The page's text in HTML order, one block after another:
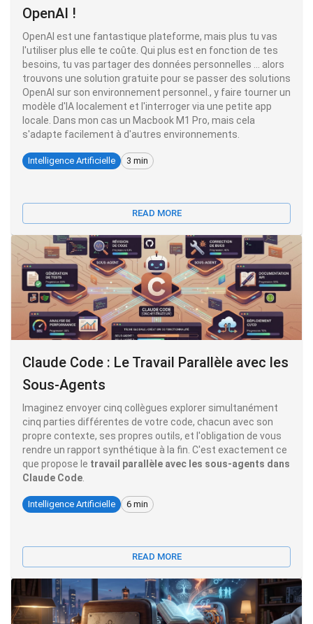
OpenAI !
OpenAI est une fantastique plateforme, mais plus tu vas
l'utiliser plus elle te coûte. Qui plus est en fonction de tes
besoins, tu vas partager des données personnelles ... alors
trouvons une solution gratuite pour se passer des solutions
OpenAI sur son environnement personnel., y faire tourner un
modèle d'IA localement et l'interroger via une petite app
locale. Dans mon cas un Macbook M1 Pro, mais cela
s'adapte facilement à d'autres environnements.
Intelligence Artificielle 3 min
READ MORE
Claude Code : Le Travail Parallèle avec les
Sous-Agents
Imaginez envoyer cinq collègues explorer simultanément
cinq parties différentes de votre code, chacun avec son
propre contexte, ses propres outils, et l'obligation de vous
rendre un rapport synthétique à la fin. C'est exactement ce
que propose le travail parallèle avec les sous-agents dans
Claude Code
Intelligence Artificielle 6 min
READ MORE